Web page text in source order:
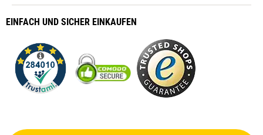
EINFACH UND SICHER EINKAUFEN